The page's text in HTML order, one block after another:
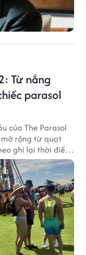
Từ nắng
parasol
của The Parasol
mở rộng từ quạt
ghi lại thời điểm
và dần vượt khỏi